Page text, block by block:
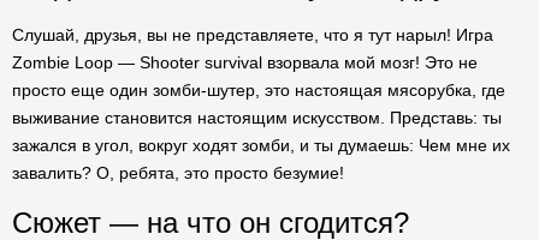
Слушай, друзья, вы не представляете, что я тут нарыл! Игра
Zombie Loop — Shooter survival взорвала мой мозг! Это не
просто еще один зомби-шутер, это настоящая мясорубка, где
выживание становится настоящим искусством. Представь: ты
зажался в угол, вокруг ходят зомби, и ты думаешь: Чем мне их
завалить? О, ребята, это просто безумие!
Сюжет — на что он сгодится?